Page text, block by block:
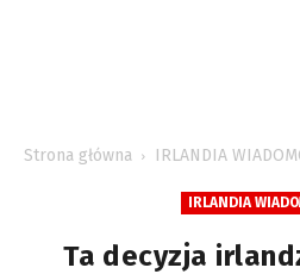
Strona główna IRLANDIA
IRLANDIA
Ta decyzja